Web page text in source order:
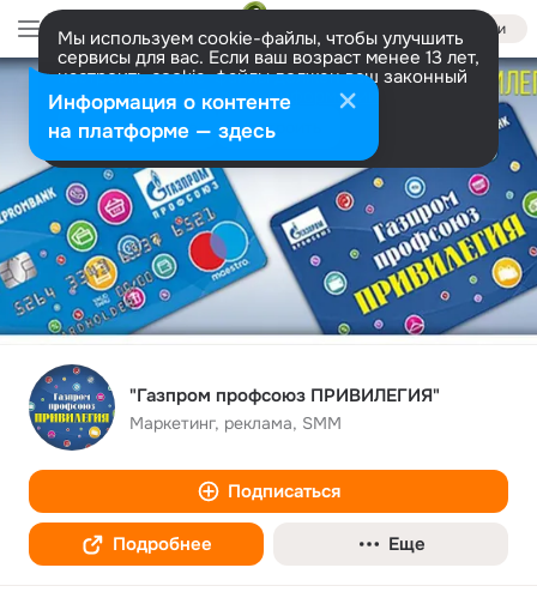
Войти
Мы используем cookie-файлы, чтобы улучшить
сервисы для вас. Если ваш возраст менее 13 лет,
настроить cookie-файлы должен ваш законный
представитель. Больше информации
Разрешить все Настроить
"Газпром профсоюз ПРИВИЛЕГИЯ"
Маркетинг, реклама, SMM
Подписаться
Подробнее Еще
Информация о контенте
на платформе — здесь